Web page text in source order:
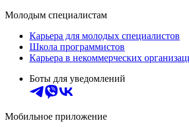
Молодым специалистам
Карьера для молодых специалистов
Школа программистов
Карьера в некоммерческих
Боты для уведомлений
Мобильное приложение